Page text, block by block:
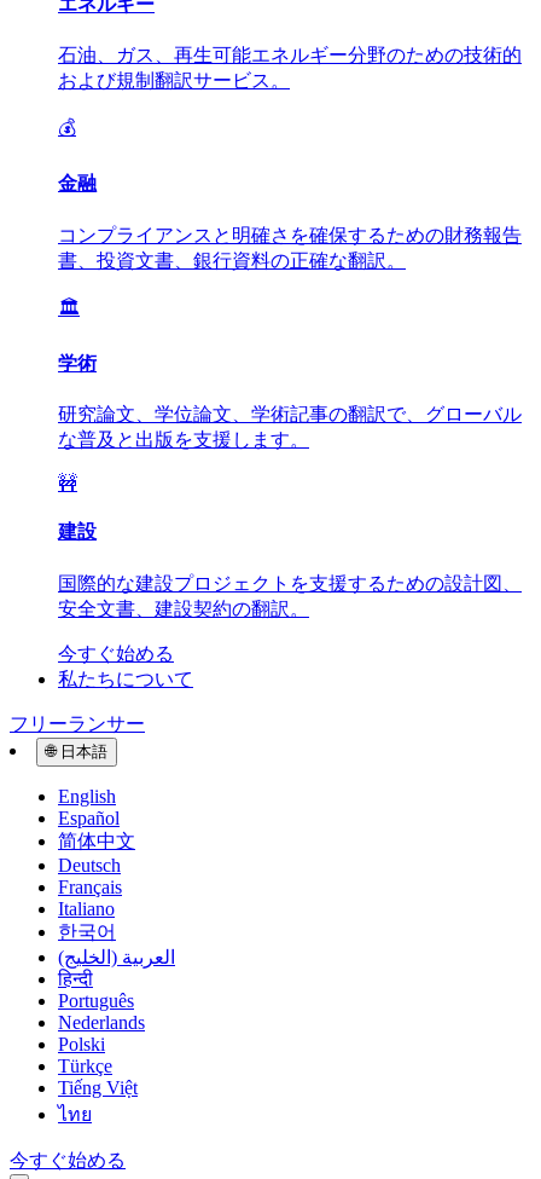
石油、ガス、再生可能エネルギー分野のための技術的
および規制翻訳サービス。
💰
金融
コンプライアンスと明確さを確保するための財務報告
書、投資文書、銀行資料の正確な翻訳。
🏛️
学術
研究論文、学位論文、学術記事の翻訳で、グローバル
な普及と出版を支援します。
🚧
建設
国際的な建設プロジェクトを支援するための設計図、
安全文書、建設契約の翻訳。
今すぐ始める
私たちについて
フリーランサー
🌐 日本語
English
Español
简体中文
Deutsch
Français
Italiano
한국어
العربية (الخليج)
हिन्दी
Português
Nederlands
Polski
Türkçe
Tiếng Việt
ไทย
今すぐ始める